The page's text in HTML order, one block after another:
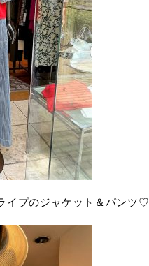
イプのジャケット＆パンツ♡